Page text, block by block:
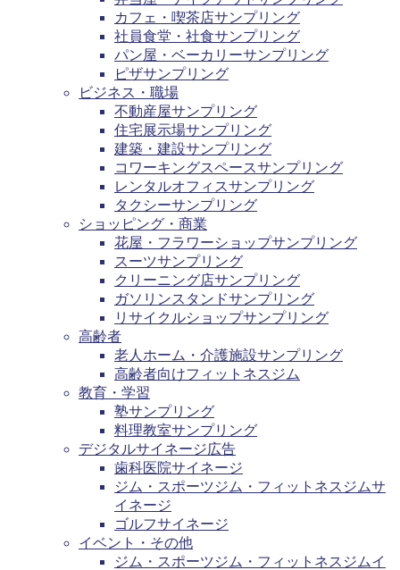
カフェ・喫茶店サンプリング
社員食堂・社食サンプリング
パン屋・ベーカリーサンプリング
ピザサンプリング
ビジネス・職場
不動産屋サンプリング
住宅展示場サンプリング
建築・建設サンプリング
コワーキングスペースサンプリング
レンタルオフィスサンプリング
タクシーサンプリング
ショッピング・商業
花屋・フラワーショップサンプリング
スーツサンプリング
クリーニング店サンプリング
ガソリンスタンドサンプリング
リサイクルショップサンプリング
高齢者
老人ホーム・介護施設サンプリング
高齢者向けフィットネスジム
教育・学習
塾サンプリング
料理教室サンプリング
デジタルサイネージ広告
歯科医院サイネージ
ジム・スポーツジム・フィットネスジムサ
イネージ
ゴルフサイネージ
イベント・その他
ジム・スポーツジム・フィットネスジムイ